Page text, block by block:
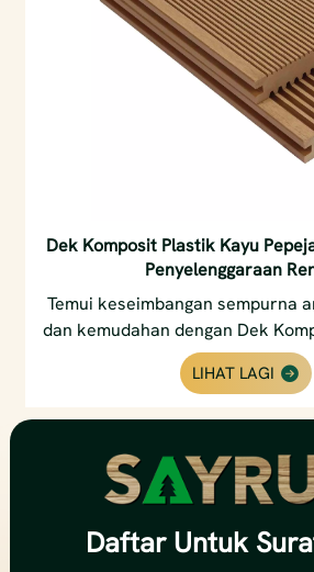
Dek Komposit Plastik Kayu
Penyelenggaraan
Temui keseimbangan sempurna
dan kemudahan dengan Dek
Luar Komersial Padu
kami. Direka bentuk untuk lalu
tanpa penyelenggaraan yang
reput, melengkung, pecah dan
atau pengedap. Sesuai untuk
LIHAT LAGI
Daftar Untuk